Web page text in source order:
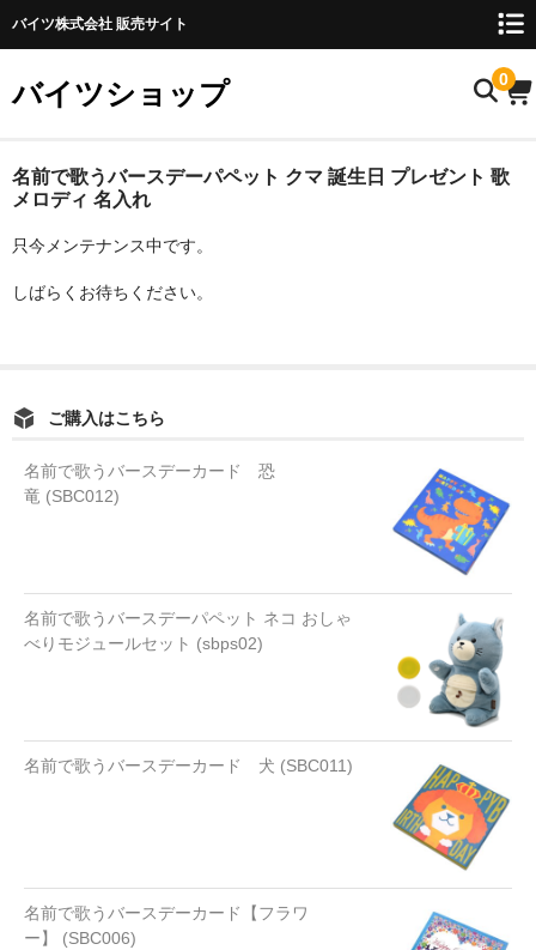
バイツ株式会社 販売サイト
バイツショップ 0
ホーム
購入方法
FAQ
名前で歌うバースデーパペット クマ 誕生日 プレゼント 歌
メロディ 名入れ
只今メンテナンス中です。
しばらくお待ちください。
ご購入はこちら
名前で歌うバースデーカード 恐
竜 (SBC012)
名前で歌うバースデーパペット ネコ おしゃ
べりモジュールセット (sbps02)
名前で歌うバースデーカード 犬 (SBC011)
名前で歌うバースデーカード【フラワ
ー】 (SBC006)